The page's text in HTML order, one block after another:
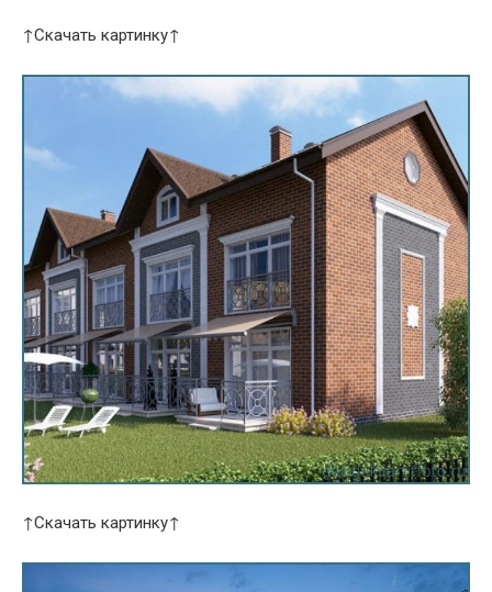
↑Скачать картинку↑
↑Скачать картинку↑